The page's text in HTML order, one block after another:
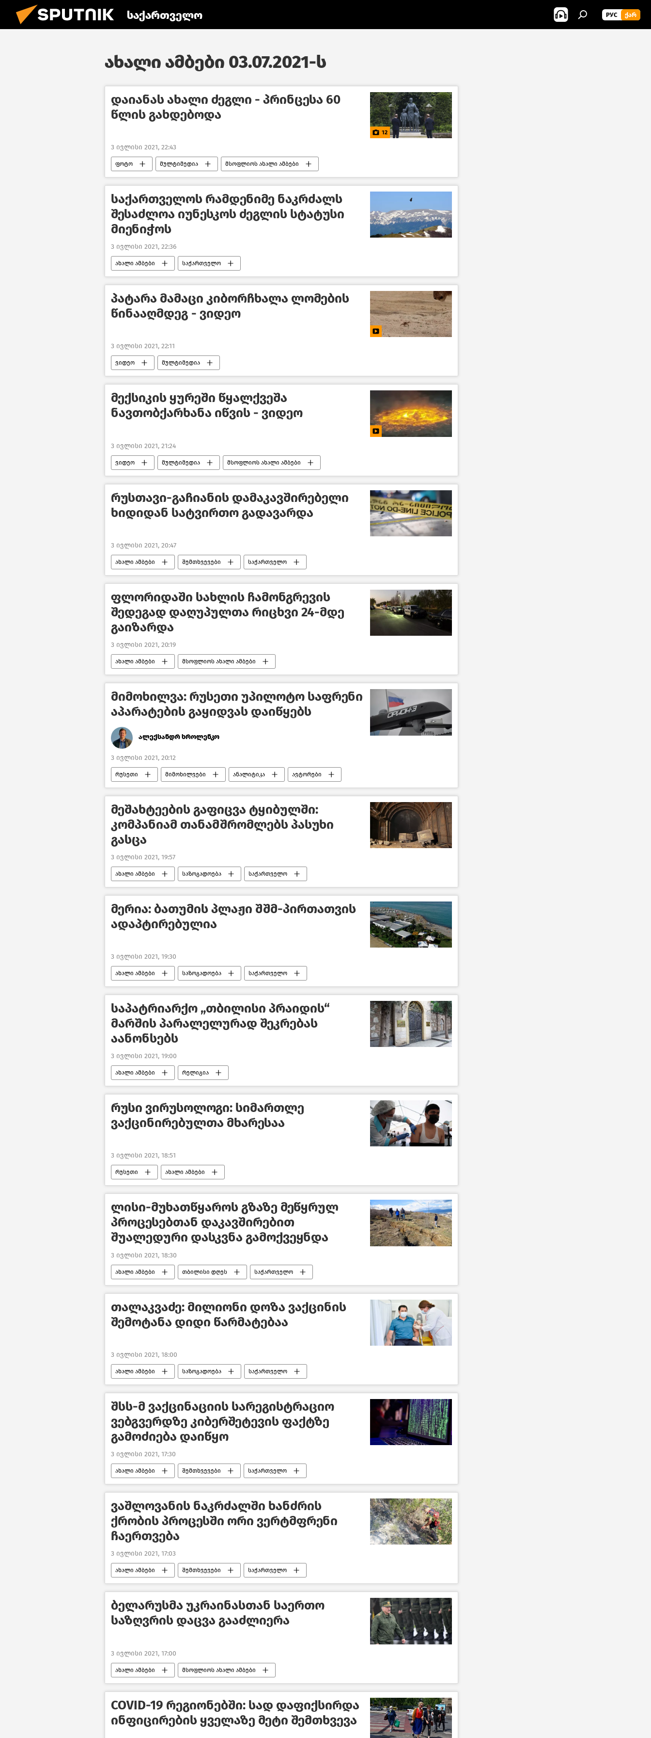
საქართველო РУС ᲥᲐᲠ
ახალი ამბები 03.07.2021-ს
დაიანას ახალი ძეგლი - პრინცესა 60
წლის გახდებოდა
12
3 ივლისი 2021, 22:43
ფოტო მულტიმედია მსოფლიოს ახალი ამბები
საქართველოს რამდენიმე ნაკრძალს
შესაძლოა იუნესკოს ძეგლის სტატუსი
მიენიჭოს
3 ივლისი 2021, 22:36
ახალი ამბები საქართველო
პატარა მამაცი კიბორჩხალა ლომების
წინააღმდეგ - ვიდეო
3 ივლისი 2021, 22:11
ვიდეო მულტიმედია
მექსიკის ყურეში წყალქვეშა
ნავთობქარხანა იწვის - ვიდეო
3 ივლისი 2021, 21:24
ვიდეო მულტიმედია მსოფლიოს ახალი ამბები
რუსთავი-გაჩიანის დამაკავშირებელი
ხიდიდან სატვირთო გადავარდა
3 ივლისი 2021, 20:47
ახალი ამბები შემთხვევები საქართველო
ფლორიდაში სახლის ჩამონგრევის
შედეგად დაღუპულთა რიცხვი 24-მდე
გაიზარდა
3 ივლისი 2021, 20:19
ახალი ამბები მსოფლიოს ახალი ამბები
მიმოხილვა: რუსეთი უპილოტო საფრენი
აპარატების გაყიდვას დაიწყებს
ალექსანდრ ხროლენკო
3 ივლისი 2021, 20:12
რუსეთი მიმოხილვები ანალიტიკა ავტორები
მეშახტეების გაფიცვა ტყიბულში:
კომპანიამ თანამშრომლებს პასუხი
გასცა
3 ივლისი 2021, 19:57
ახალი ამბები საზოგადოება საქართველო
მერია: ბათუმის პლაჟი შშმ-პირთათვის
ადაპტირებულია
3 ივლისი 2021, 19:30
ახალი ამბები საზოგადოება საქართველო
საპატრიარქო „თბილისი პრაიდის“
მარშის პარალელურად შეკრებას
აანონსებს
3 ივლისი 2021, 19:00
ახალი ამბები რელიგია
რუსი ვირუსოლოგი: სიმართლე
ვაქცინირებულთა მხარესაა
3 ივლისი 2021, 18:51
რუსეთი ახალი ამბები
ლისი-მუხათწყაროს გზაზე მეწყრულ
პროცესებთან დაკავშირებით
შუალედური დასკვნა გამოქვეყნდა
3 ივლისი 2021, 18:30
ახალი ამბები თბილისი დღეს საქართველო
თალაკვაძე: მილიონი დოზა ვაქცინის
შემოტანა დიდი წარმატებაა
3 ივლისი 2021, 18:00
ახალი ამბები საზოგადოება საქართველო
შსს-მ ვაქცინაციის სარეგისტრაციო
ვებგვერდზე კიბერშეტევის ფაქტზე
გამოძიება დაიწყო
3 ივლისი 2021, 17:30
ახალი ამბები შემთხვევები საქართველო
ვაშლოვანის ნაკრძალში ხანძრის
ქრობის პროცესში ორი ვერტმფრენი
ჩაერთვება
3 ივლისი 2021, 17:03
ახალი ამბები შემთხვევები საქართველო
ბელარუსმა უკრაინასთან საერთო
საზღვრის დაცვა გააძლიერა
3 ივლისი 2021, 17:00
ახალი ამბები მსოფლიოს ახალი ამბები
COVID-19 რეგიონებში: სად დაფიქსირდა
ინფიცირების ყველაზე მეტი შემთხვევა